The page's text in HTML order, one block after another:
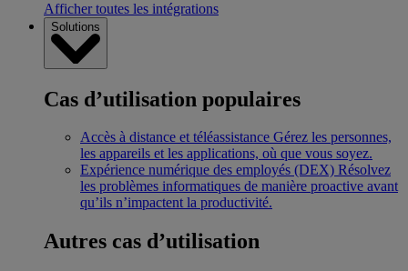
Afficher toutes les intégrations
Solutions
Cas d’utilisation populaires
Accès à distance et téléassistance Gérez les personnes,
les appareils et les applications, où que vous soyez.
Expérience numérique des employés (DEX) Résolvez
les problèmes informatiques de manière proactive avant
qu’ils n’impactent la productivité.
Autres cas d’utilisation